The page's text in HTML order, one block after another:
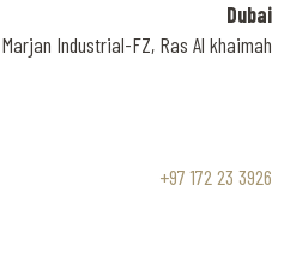
Dubai
Industrial-FZ, Ras Al khaimah
+97 172 23 3926